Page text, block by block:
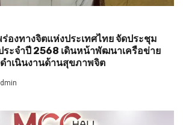
องทางจิตแห่งประเทศไทย จัดประชุม
ะจำปี 2568 เดินหน้าพัฒนาเครือข่าย
ำเนินงานด้านสุขภาพจิต